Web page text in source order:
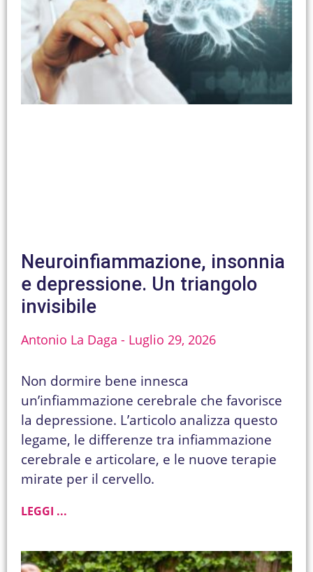
Neuroinfiammazione, insonnia
e depressione. Un triangolo
invisibile
Antonio La Daga Luglio 29, 2026
Non dormire bene innesca
un’infiammazione cerebrale che favorisce
la depressione. L’articolo analizza questo
legame, le differenze tra infiammazione
cerebrale e articolare, e le nuove terapie
mirate per il cervello.
LEGGI ...